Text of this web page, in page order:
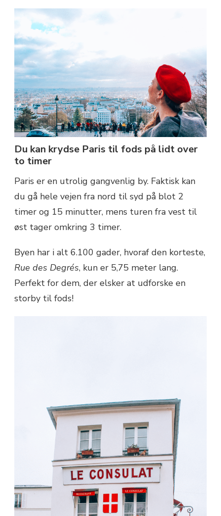
Du kan krydse Paris til fods på lidt over
to timer
Paris er en utrolig gangvenlig by. Faktisk kan
du gå hele vejen fra nord til syd på blot 2
timer og 15 minutter, mens turen fra vest til
øst tager omkring 3 timer.
Byen har i alt 6.100 gader, hvoraf den korteste,
Rue des Degrés, kun er 5,75 meter lang.
Perfekt for dem, der elsker at udforske en
storby til fods!